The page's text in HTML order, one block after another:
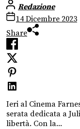
Redazione
14 Dicembre 2023
Share
Ieri al Cinema
serata dedicata a
libertà. Con la...